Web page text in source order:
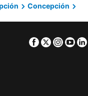
Concepción
Facebook
Twitter